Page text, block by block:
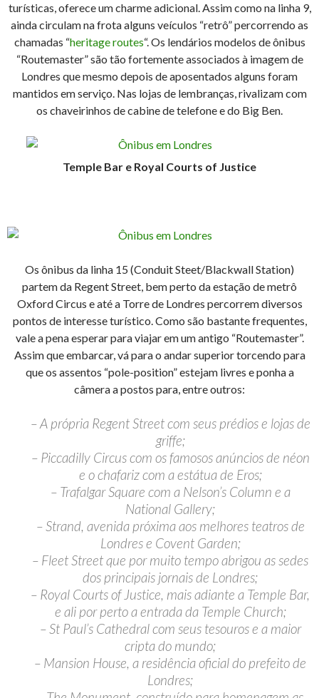
turísticas, oferece um charme adicional. Assim como na linha 9,
ainda circulam na frota alguns veículos “retrô” percorrendo as
chamadas “heritage routes“. Os lendários modelos de ônibus
“Routemaster” são tão fortemente associados à imagem de
Londres que mesmo depois de aposentados alguns foram
mantidos em serviço. Nas lojas de lembranças, rivalizam com
os chaveirinhos de cabine de telefone e do Big Ben.
Temple Bar e Royal Courts of Justice
Os ônibus da linha 15 (Conduit Steet/Blackwall Station)
partem da Regent Street, bem perto da estação de metrô
Oxford Circus e até a Torre de Londres percorrem diversos
pontos de interesse turístico. Como são bastante frequentes,
vale a pena esperar para viajar em um antigo “Routemaster”.
Assim que embarcar, vá para o andar superior torcendo para
que os assentos “pole-position” estejam livres e ponha a
câmera a postos para, entre outros:
– A própria Regent Street com seus prédios e lojas de
griffe;
– Piccadilly Circus com os famosos anúncios de néon
e o chafariz com a estátua de Eros;
– Trafalgar Square com a Nelson’s Column e a
National Gallery;
– Strand, avenida próxima aos melhores teatros de
Londres e Covent Garden;
– Fleet Street que por muito tempo abrigou as sedes
dos principais jornais de Londres;
– Royal Courts of Justice, mais adiante a Temple Bar,
e ali por perto a entrada da Temple Church;
– St Paul’s Cathedral com seus tesouros e a maior
cripta do mundo;
– Mansion House, a residência oficial do prefeito de
Londres;